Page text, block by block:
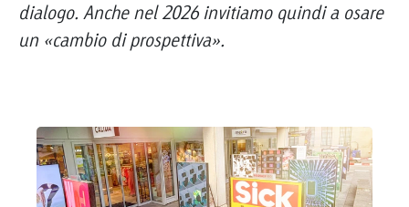
dialogo. Anche nel 2026 invitiamo quindi a osare
un «cambio di prospettiva».